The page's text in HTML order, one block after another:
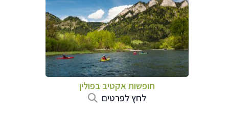
חופשות אקטיב בפולין
לחץ לפרטים